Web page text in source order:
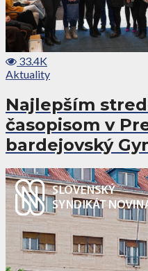
33.4K
Aktuality
Najlepším
časopisom v
bardejovský